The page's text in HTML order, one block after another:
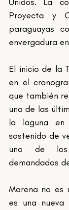
Unidos. La
Proyecta y
paraguayas
envergadura
El inicio de la
en el
que también
una de las
la laguna en
sostenido de
uno de los
demandados
Marena no es
es una